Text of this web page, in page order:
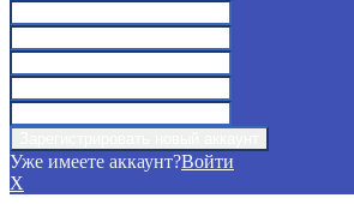
Уже имеете аккаунт?Войти
X